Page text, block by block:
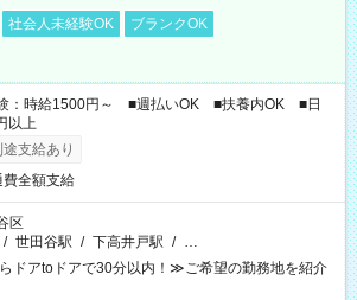
社会人未経験OK
ブランクOK
：時給1500円～ ■週払いOK ■扶養内OK ■日
以上
支給あり
費全額支給
区
/ 世田谷駅 / 下高井戸駅 / …
ドアtoドアで30分以内！≫ご希望の勤務地を紹介